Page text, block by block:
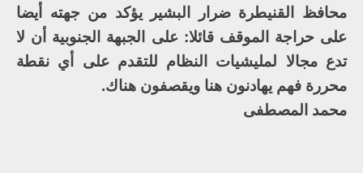
محافظ القنيطرة ضرار البشير يؤكد من جهته أيضا
على حراجة الموقف قائلا: على الجبهة الجنوبية أن لا
تدع مجالا لمليشيات النظام للتقدم على أي نقطة
محررة فهم يهادنون هنا ويقصفون هناك.
محمد المصطفى